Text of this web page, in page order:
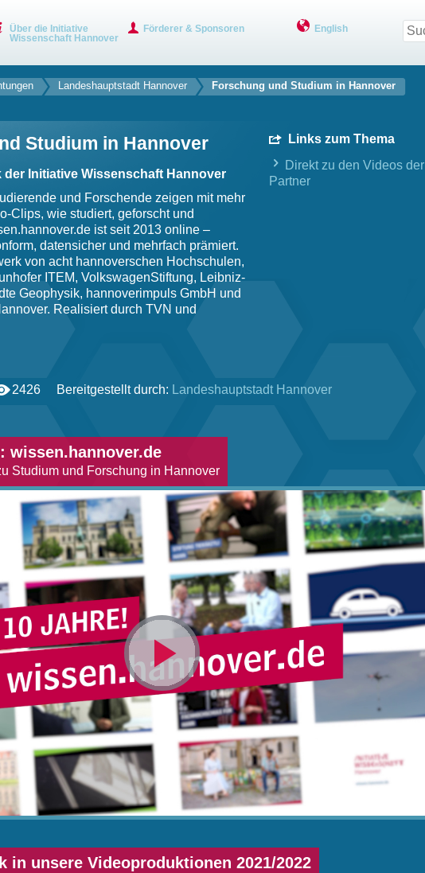
Über die Initiative
Wissenschaft Hannover
Förderer & Sponsoren English
Landeshauptstadt Hannover Forschung und Studium in Hannover
Studium in Hannover
der Initiative Wissenschaft Hannover
und Forschende zeigen mit mehr
Clips, wie studiert, geforscht und
ist seit 2013 online –
datensicher und mehrfach prämiert.
von acht hannoverschen Hochschulen,
ITEM, VolkswagenStiftung, Leibniz-
Geophysik, hannoverimpuls GmbH und
Realisiert durch TVN und
Links zum Thema
Direkt zu den Videos der
Partner
2426 Bereitgestellt durch: Landeshauptstadt Hannover
wissen.hannover.de
Studium und Forschung in Hannover
Video
abspielen
in unsere Videoproduktionen 2021/2022